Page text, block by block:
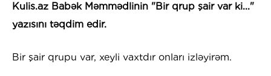
Kulis.az Babək Məmmədlinin "Bir qrup şair var ki..."
yazısını təqdim edir.
Bir şair qrupu var, xeyli vaxtdır onları izləyirəm.